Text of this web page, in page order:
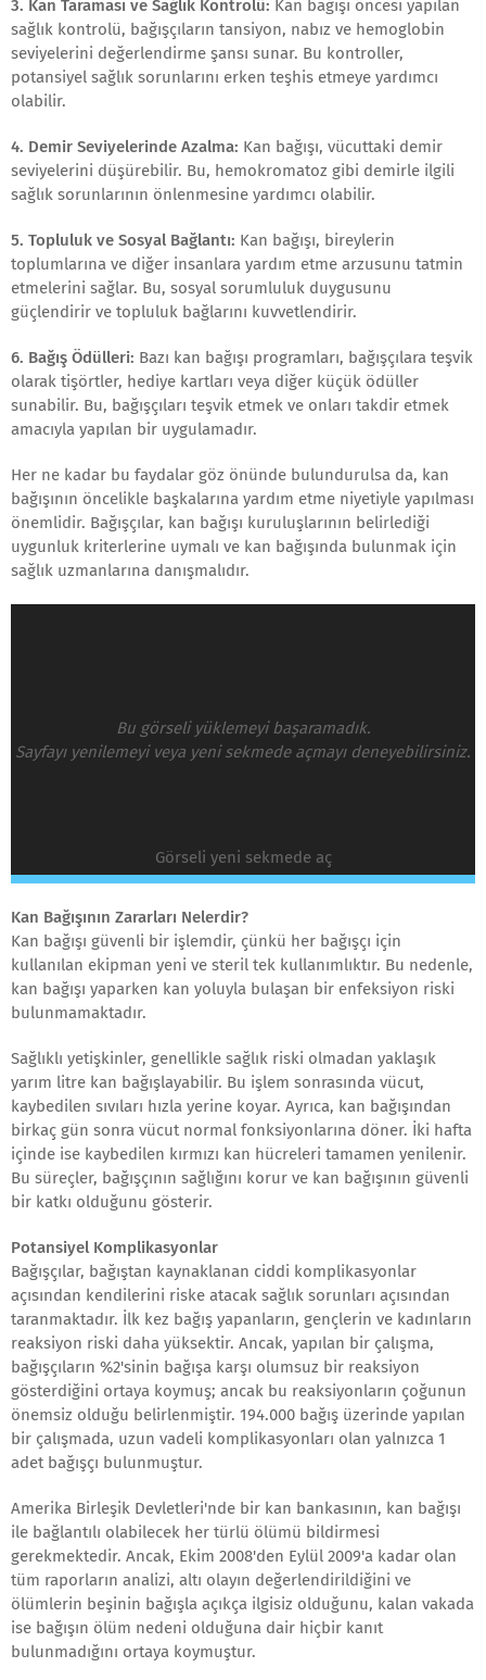
3. Kan Taraması ve Sağlık Kontrolü: Kan bağışı öncesi yapılan
sağlık kontrolü, bağışçıların tansiyon, nabız ve hemoglobin
seviyelerini değerlendirme şansı sunar. Bu kontroller,
potansiyel sağlık sorunlarını erken teşhis etmeye yardımcı
olabilir.
4. Demir Seviyelerinde Azalma: Kan bağışı, vücuttaki demir
seviyelerini düşürebilir. Bu, hemokromatoz gibi demirle ilgili
sağlık sorunlarının önlenmesine yardımcı olabilir.
5. Topluluk ve Sosyal Bağlantı: Kan bağışı, bireylerin
toplumlarına ve diğer insanlara yardım etme arzusunu tatmin
etmelerini sağlar. Bu, sosyal sorumluluk duygusunu
güçlendirir ve topluluk bağlarını kuvvetlendirir.
6. Bağış Ödülleri: Bazı kan bağışı programları, bağışçılara teşvik
olarak tişörtler, hediye kartları veya diğer küçük ödüller
sunabilir. Bu, bağışçıları teşvik etmek ve onları takdir etmek
amacıyla yapılan bir uygulamadır.
Her ne kadar bu faydalar göz önünde bulundurulsa da, kan
bağışının öncelikle başkalarına yardım etme niyetiyle yapılması
önemlidir. Bağışçılar, kan bağışı kuruluşlarının belirlediği
uygunluk kriterlerine uymalı ve kan bağışında bulunmak için
sağlık uzmanlarına danışmalıdır.
Bu görseli yüklemeyi başaramadık.
Sayfayı yenilemeyi veya yeni sekmede açmayı deneyebilirsiniz.
Görseli yeni sekmede aç
Kan Bağışının Zararları Nelerdir?
Kan bağışı güvenli bir işlemdir, çünkü her bağışçı için
kullanılan ekipman yeni ve steril tek kullanımlıktır. Bu nedenle,
kan bağışı yaparken kan yoluyla bulaşan bir enfeksiyon riski
bulunmamaktadır.
Sağlıklı yetişkinler, genellikle sağlık riski olmadan yaklaşık
yarım litre kan bağışlayabilir. Bu işlem sonrasında vücut,
kaybedilen sıvıları hızla yerine koyar. Ayrıca, kan bağışından
birkaç gün sonra vücut normal fonksiyonlarına döner. İki hafta
içinde ise kaybedilen kırmızı kan hücreleri tamamen yenilenir.
Bu süreçler, bağışçının sağlığını korur ve kan bağışının güvenli
bir katkı olduğunu gösterir.
Potansiyel Komplikasyonlar
Bağışçılar, bağıştan kaynaklanan ciddi komplikasyonlar
açısından kendilerini riske atacak sağlık sorunları açısından
taranmaktadır. İlk kez bağış yapanların, gençlerin ve kadınların
reaksiyon riski daha yüksektir. Ancak, yapılan bir çalışma,
bağışçıların %2'sinin bağışa karşı olumsuz bir reaksiyon
gösterdiğini ortaya koymuş; ancak bu reaksiyonların çoğunun
önemsiz olduğu belirlenmiştir. 194.000 bağış üzerinde yapılan
bir çalışmada, uzun vadeli komplikasyonları olan yalnızca 1
adet bağışçı bulunmuştur.
Amerika Birleşik Devletleri'nde bir kan bankasının, kan bağışı
ile bağlantılı olabilecek her türlü ölümü bildirmesi
gerekmektedir. Ancak, Ekim 2008'den Eylül 2009'a kadar olan
tüm raporların analizi, altı olayın değerlendirildiğini ve
ölümlerin beşinin bağışla açıkça ilgisiz olduğunu, kalan vakada
ise bağışın ölüm nedeni olduğuna dair hiçbir kanıt
bulunmadığını ortaya koymuştur.